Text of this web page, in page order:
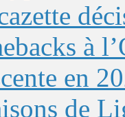
à
en
de